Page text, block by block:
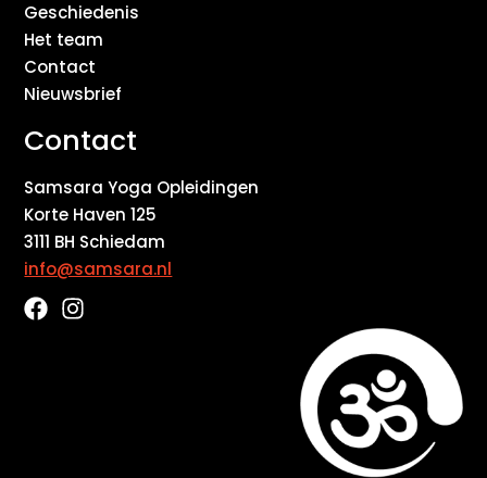
Geschiedenis
Het team
Contact
Nieuwsbrief
Contact
Samsara Yoga Opleidingen
Korte Haven 125
3111 BH Schiedam
info@samsara.nl
F
I